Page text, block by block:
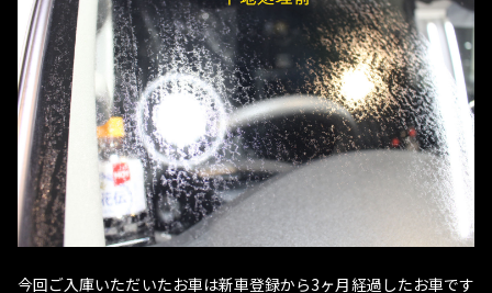
今回ご入庫いただいたお車は新車登録から3ヶ月経過したお車です